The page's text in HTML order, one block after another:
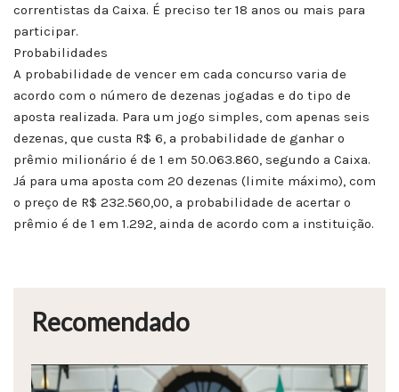
correntistas da Caixa. É preciso ter 18 anos ou mais para
participar.
Probabilidades
A probabilidade de vencer em cada concurso varia de
acordo com o número de dezenas jogadas e do tipo de
aposta realizada. Para um jogo simples, com apenas seis
dezenas, que custa R$ 6, a probabilidade de ganhar o
prêmio milionário é de 1 em 50.063.860, segundo a Caixa.
Já para uma aposta com 20 dezenas (limite máximo), com
o preço de R$ 232.560,00, a probabilidade de acertar o
prêmio é de 1 em 1.292, ainda de acordo com a instituição.
Recomendado